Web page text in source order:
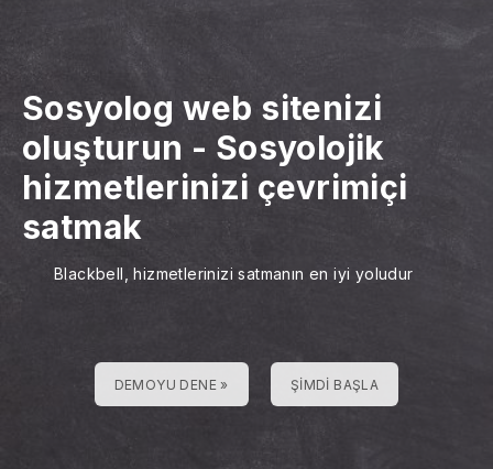
Sosyolog web sitenizi
oluşturun - Sosyolojik
hizmetlerinizi çevrimiçi
satmak
Blackbell, hizmetlerinizi satmanın en iyi yoludur
DEMOYU DENE » ŞIMDI BAŞLA